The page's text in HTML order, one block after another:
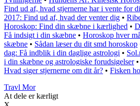
Find ud af, hvad stjernerne har i vente for
2017: Find ud af, hvad der venter dig •
Horoskop: Find din skæbne i kærlighed •
Få indsigt i din skæbne • Horoskop hver
skæbne • Sådan læser du dit smd horoskop
dag: Få indblik i din daglige astrologi •
i din skæbne og astrologiske forudsigelser•
Hvad siger stjernerne om dit år? • Fisken
Travl Mor
At dele er kærligt